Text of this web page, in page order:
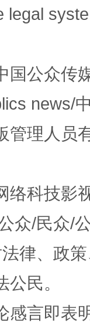
如何以
legal
国公众传
news/
管理人员
络科技影
众/民众/
律、政
民。
感言即表